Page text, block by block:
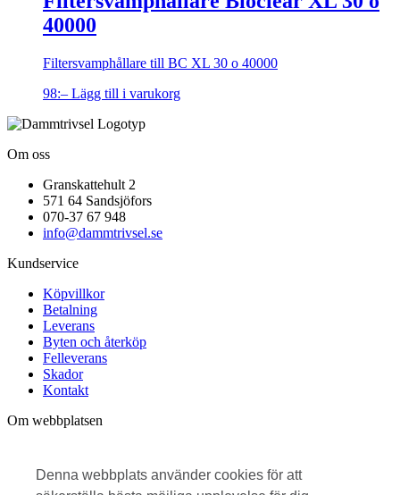
Denna webbplats använder cookies för att
40000
Filtersvamphållare till BC XL 30 o 40000
98:– Lägg till i varukorg
Om oss
Granskattehult 2
571 64 Sandsjöfors
070-37 67 948
info@dammtrivsel.se
Kundservice
Köpvillkor
Betalning
Leverans
Byten och återköp
Felleverans
Skador
Kontakt
Om webbplatsen
Feedback
Dataskyddspolicy